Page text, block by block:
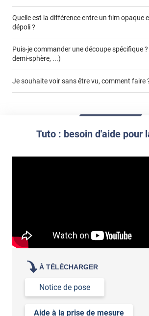
votre film électrostatique pour vitre
Quelle est la différence entre un film opaque
dépoli ?
film opaque
Puis-je commander une découpe spécifique ?
demi-sphère, ...)
devis
Les dimensions du vitrage
Je souhaite voir sans être vu, comment faire
Tuto : besoin d'aide pour
À TÉLÉCHARGER
Notice de pose
Aide à la prise de mesure